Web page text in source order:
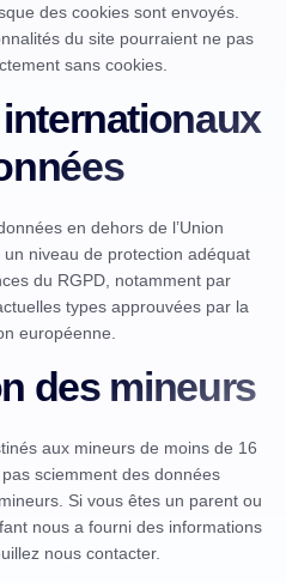
des cookies sont envoyés.
du site pourraient ne pas
sans cookies.
en dehors de l’Union
niveau de protection adéquat
du RGPD, notamment par
types approuvées par la
européenne.
des mineurs
aux mineurs de moins de 16
sciemment des données
Si vous êtes un parent ou
nous a fourni des informations
nous contacter.